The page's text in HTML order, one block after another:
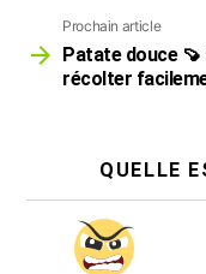
Prochain article
Patate douce
récolter
QUELLE